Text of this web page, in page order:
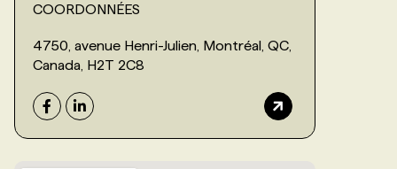
COORDONNÉES
4750, avenue Henri-Julien, Montréal, QC,
Canada, H2T 2C8